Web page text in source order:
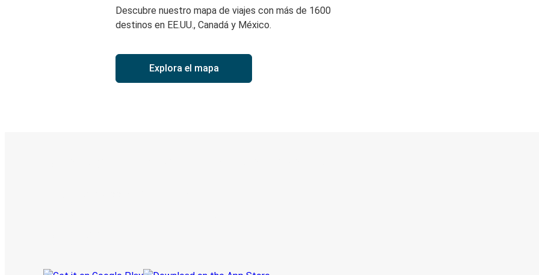
Descubre nuestro mapa de viajes con más de 1600
destinos en EE.UU., Canadá y México.
Explora el mapa